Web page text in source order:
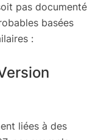
pas documenté
basées
:
liées à des